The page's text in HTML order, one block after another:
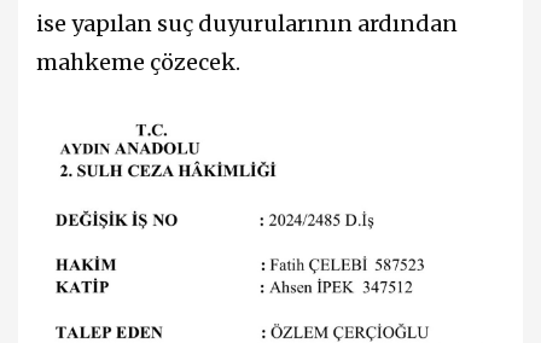
ise yapılan suç duyurularının ardından
mahkeme çözecek.